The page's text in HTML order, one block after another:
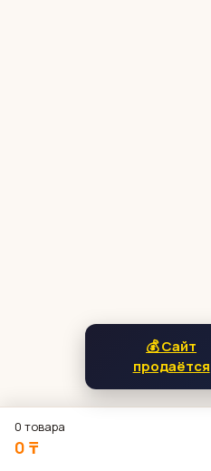
💰 Сайт
продаётся
0 товара
0 ₸